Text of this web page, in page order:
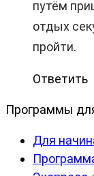
путём
отдых
пройти.
Ответить
Программы
Для